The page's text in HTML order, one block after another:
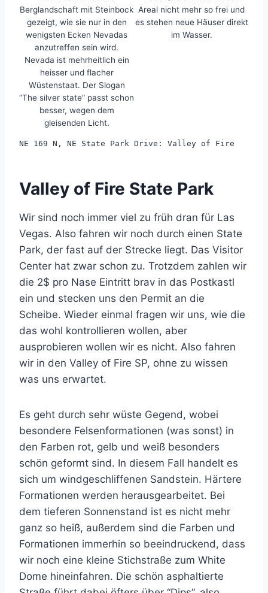
Berglandschaft mit Steinbock
gezeigt, wie sie nur in den
wenigsten Ecken Nevadas
anzutreffen sein wird.
Nevada ist mehrheitlich ein
heisser und flacher
Wüstenstaat. Der Slogan
“The silver state” passt schon
besser, wegen dem
gleisenden Licht.
Areal nicht mehr so frei und
es stehen neue Häuser direkt
im Wasser.
NE 169 N, NE State Park Drive: Valley of Fire
Valley of Fire State Park
Wir sind noch immer viel zu früh dran für Las
Vegas. Also fahren wir noch durch einen State
Park, der fast auf der Strecke liegt. Das Visitor
Center hat zwar schon zu. Trotzdem zahlen wir
die 2$ pro Nase Eintritt brav in das Postkastl
ein und stecken uns den Permit an die
Scheibe. Wieder einmal fragen wir uns, wie die
das wohl kontrollieren wollen, aber
ausprobieren wollen wir es nicht. Also fahren
wir in den Valley of Fire SP, ohne zu wissen
was uns erwartet.
Es geht durch sehr wüste Gegend, wobei
besondere Felsenformationen (was sonst) in
den Farben rot, gelb und weiß besonders
schön geformt sind. In diesem Fall handelt es
sich um windgeschliffenen Sandstein. Härtere
Formationen werden herausgearbeitet. Bei
dem tieferen Sonnenstand ist es nicht mehr
ganz so heiß, außerdem sind die Farben und
Formationen immerhin so beeindruckend, dass
wir noch eine kleine Stichstraße zum White
Dome hineinfahren. Die schön asphaltierte